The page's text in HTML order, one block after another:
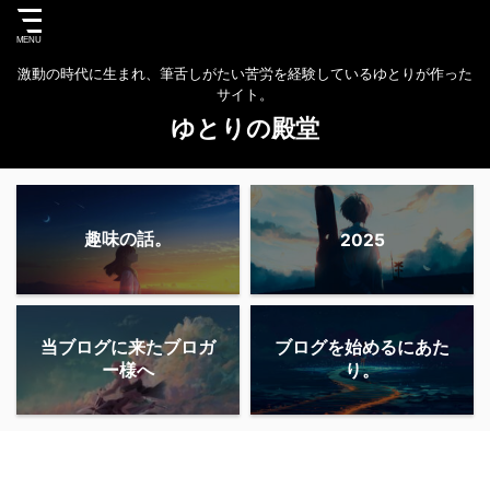
激動の時代に生まれ、筆舌しがたい苦労を経験しているゆとりが作った
サイト。
ゆとりの殿堂
趣味の話。 2025
当ブログに来たブロガ
ー様へ
ブログを始めるにあた
り。